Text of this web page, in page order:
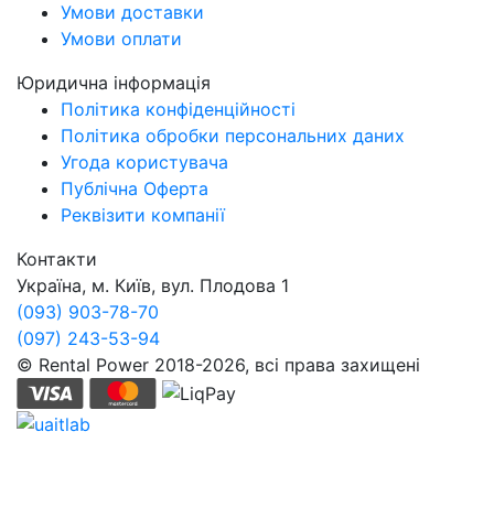
Умови доставки
Умови оплати
Юридична інформація
Політика конфіденційності
Політика обробки персональних даних
Угода користувача
Публічна Оферта
Реквізити компанії
Контакти
Україна, м. Київ, вул. Плодова 1
(093) 903-78-70
(097) 243-53-94
© Rental Power 2018-2026, всі права захищені